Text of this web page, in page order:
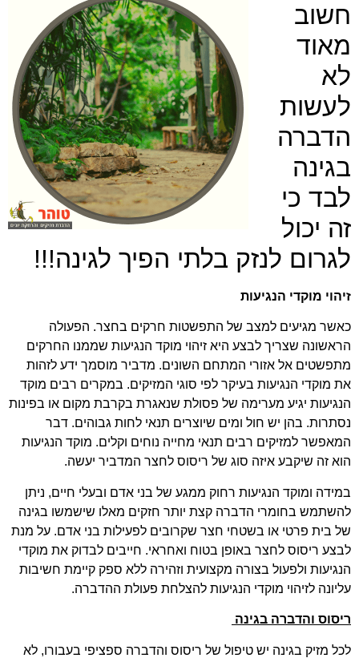
חשוב
מאוד
לא
לעשות
הדברה
בגינה
לבד כי
זה יכול
לגרום לנזק בלתי הפיך לגינה!!!
זיהוי מוקדי הנגיעות
כאשר מגיעים למצב של התפשטות חרקים בחצר. הפעולה
הראשונה שצריך לבצע היא זיהוי מוקד הנגיעות שממנו החרקים
מתפשטים אל אזורי המתחם השונים. מדביר מוסמך ידע לזהות
את מוקדי הנגיעות בעיקר לפי סוגי המזיקים. במקרים רבים מוקד
הנגיעות יגיע מערימה של פסולת שנאגרת בקרבת מקום או בפינות
נסתרות. בהן יש חול ומים שיוצרים תנאי לחות גבוהים. דבר
המאפשר למזיקים רבים תנאי מחייה נוחים וקלים. מוקד הנגיעות
הוא זה שיקבע איזה סוג של ריסוס לחצר המדביר יעשה.
במידה ומוקד הנגיעות רחוק ממגע של בני אדם ובעלי חיים, ניתן
להשתמש בחומרי הדברה קצת יותר חזקים מאלו שישמשו בגינה
של בית פרטי או בשטחי חצר שקרובים לפעילות בני אדם. על מנת
לבצע ריסוס לחצר באופן בטוח ואחראי. חייבים לבדוק את מוקדי
הנגיעות ולפעול בצורה מקצועית וזהירה ללא ספק קיימת חשיבות
עליונה לזיהוי מוקדי הנגיעות להצלחת פעולת ההדברה.
ריסוס והדברה בגינה
לכל מזיק בגינה יש טיפול של ריסוס והדברה ספציפי בעבורו, לא